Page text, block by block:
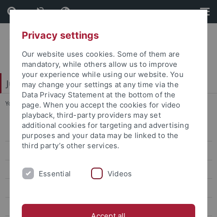
Skip
to
content
Skip
to
footer
Juristische Fakultät
You are here: Home ... Andrea Krapf - Sekretariat
Lehrstühle Bürgerliches Recht
Lehrstühle Öffentliches Recht
von Bernstorff
Curriculum vitae
Privacy settings
Our website uses cookies. Some of them are
mandatory, while others allow us to improve
your experience while using our website. You
may change your settings at any time via the
Data Privacy Statement at the bottom of the
page. When you accept the cookies for video
playback, third-party providers may set
additional cookies for targeting and advertising
purposes and your data may be linked to the
third party’s other services.
Essential Videos